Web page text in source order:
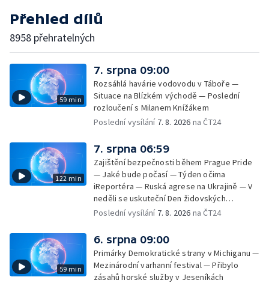
Přehled dílů
8958 přehratelných
59 min
7. srpna 09:00
Rozsáhlá havárie vodovodu v Táboře —
Situace na Blízkém východě — Poslední
rozloučení s Milanem Knížákem
Poslední vysílání 7. 8. 2026 na ČT24
122 min
7. srpna 06:59
Zajištění bezpečnosti během Prague Pride
— Jaké bude počasí — Týden očima
iReportéra — Ruská agrese na Ukrajině — V
neděli se uskuteční Den židovských
památek — Vila Tugendhat slaví 25 let na
atletice 2026 — Výzkum: epidemie digitálních
závislostí je mýtus — Demolice vyhořelé
výškové budovy ve Zlíně
Poslední vysílání 7. 8. 2026 na ČT24
59 min
6. srpna 09:00
Primárky Demokratické strany v Michiganu —
Mezinárodní varhanní festival — Přibylo
zásahů horské služby v Jeseníkách